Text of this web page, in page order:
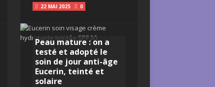
22 MAI 2025 0
Peau mature : on a
testé et adopté le
soin de jour anti-âge
Eucerin, teinté et
solaire